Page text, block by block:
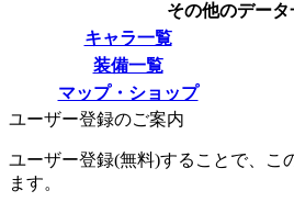
その他のデータ
キャラ一覧
装備一覧
マップ・ショップ
ユーザー登録のご案内
ユーザー登録(無料)することで、こ
ます。